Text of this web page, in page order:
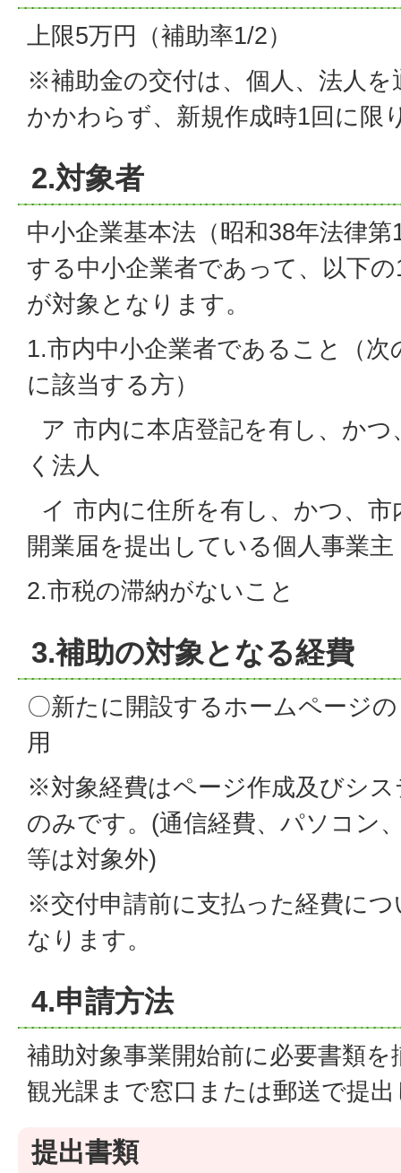
上限5万円（補助率1/2）
※補助金の交付は、個人、法人を
かかわらず、新規作成時1回に限
2.対象者
中小企業基本法（昭和38年法律
する中小企業者であって、以下
が対象となります。
1.市内中小企業者であること（
に該当する方）
ア 市内に本店登記を有し、かつ
く法人
イ 市内に住所を有し、かつ、
開業届を提出している個人事業主
2.市税の滞納がないこと
3.補助の対象となる経費
〇新たに開設するホームページ
用
※対象経費はページ作成及びシ
のみです。(通信経費、パソコン
等は対象外)
※交付申請前に支払った経費に
なります。
4.申請方法
補助対象事業開始前に必要書類
観光課まで窓口または郵送で提
提出書類